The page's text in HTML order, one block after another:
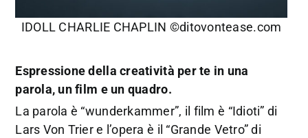
IDOLL CHARLIE CHAPLIN ©ditovontease.com
Espressione della creatività per te in una
parola, un film e un quadro.
La parola è “wunderkammer”, il film è “Idioti” di
Lars Von Trier e l’opera è il “Grande Vetro” di